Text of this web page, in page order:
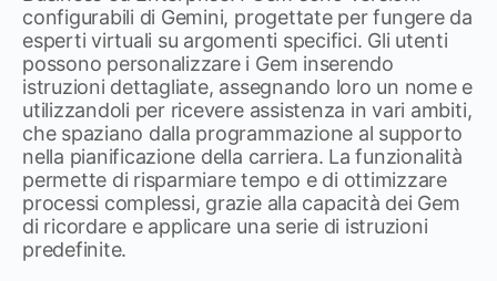
configurabili di Gemini, progettate per fungere da
esperti virtuali su argomenti specifici. Gli utenti
possono personalizzare i Gem inserendo
istruzioni dettagliate, assegnando loro un nome e
utilizzandoli per ricevere assistenza in vari ambiti,
che spaziano dalla programmazione al supporto
nella pianificazione della carriera. La funzionalità
permette di risparmiare tempo e di ottimizzare
processi complessi, grazie alla capacità dei Gem
di ricordare e applicare una serie di istruzioni
predefinite.